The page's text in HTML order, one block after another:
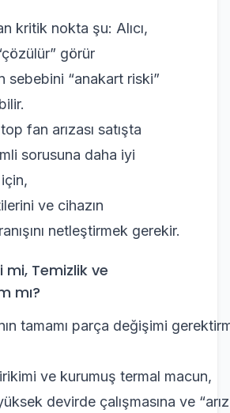
kritik nokta şu: Alıcı,
görür
sebebini “anakart riski”
fan arızası satışta
sorusuna daha iyi
ve cihazın
netleştirmek gerekir.
mi, Temizlik ve
mı?
tamamı parça değişimi
ve kurumuş termal macun,
devirde çalışmasına ve